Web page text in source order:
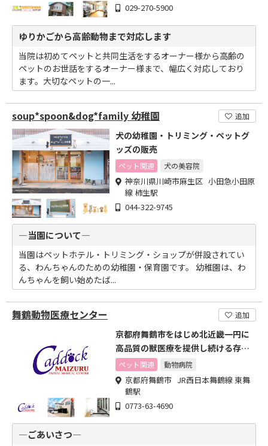
029-270-5900
ゆりかごから高齢動物まで対応します
当院は初めてペットと共同生活をするオーナー様から高齢の
ペットのお世話をするオーナー様まで、幅広く対応しており
ます。大切なペットの一...
soup*spoon&dog*family 幼稚園 追加
犬の幼稚園・トリミング・ペットグ
ッズの販売
ペット関連 犬の美容院
神奈川県川崎市麻生区 小田急小田原
線 柿生駅
044-322-9745
―当園について―
当園はペットホテル・トリミング・ショップが併設されてい
る、わんちゃんのための幼稚園・保育園です。 幼稚園は、わ
んちゃんを飼い始めたば...
舞鶴動物医療センター 追加
京都府舞鶴市をはじめ北近畿一円に
高品質の獣医療を提供し続ける存在
にペット関連 動物病院
京都府舞鶴市 JR西日本舞鶴線 東舞
鶴駅
0773-63-4690
―ごあいさつ―